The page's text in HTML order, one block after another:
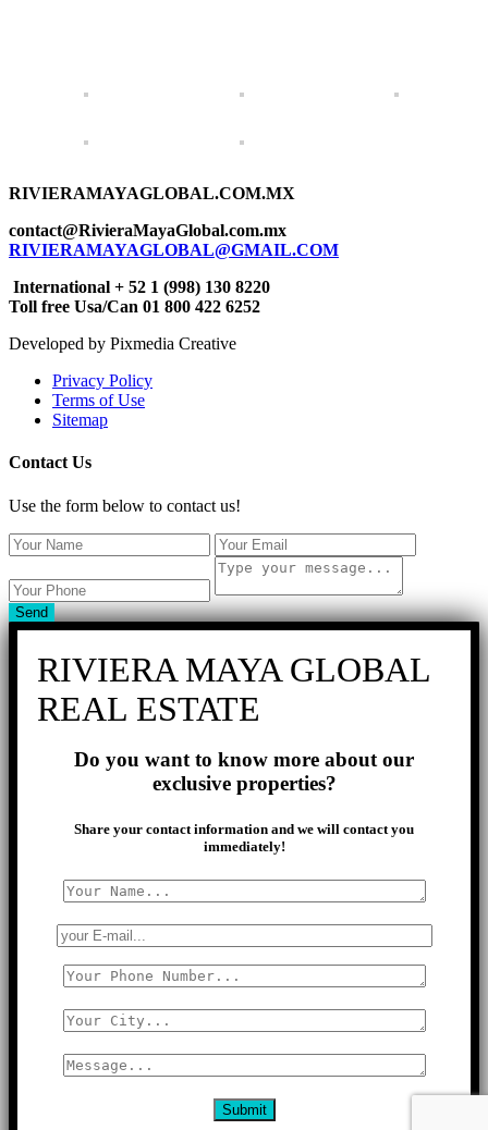
RIVIERAMAYAGLOBAL.COM.MX
contact@RivieraMayaGlobal.com.mx
RIVIERAMAYAGLOBAL@GMAIL.COM
International + 52 1 (998) 130 8220
Toll free Usa/Can 01 800 422 6252
Developed by Pixmedia Creative
Privacy Policy
Terms of Use
Sitemap
Contact Us
Use the form below to contact us!
Send
RIVIERA MAYA GLOBAL
REAL ESTATE
Do you want to know more about our
exclusive properties?
Share your contact information and we will contact you
immediately!